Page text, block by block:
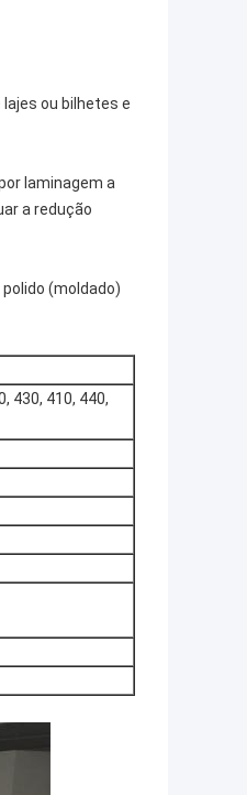
ou bilhetes e
laminagem a
a redução
(moldado)
430, 410, 440,